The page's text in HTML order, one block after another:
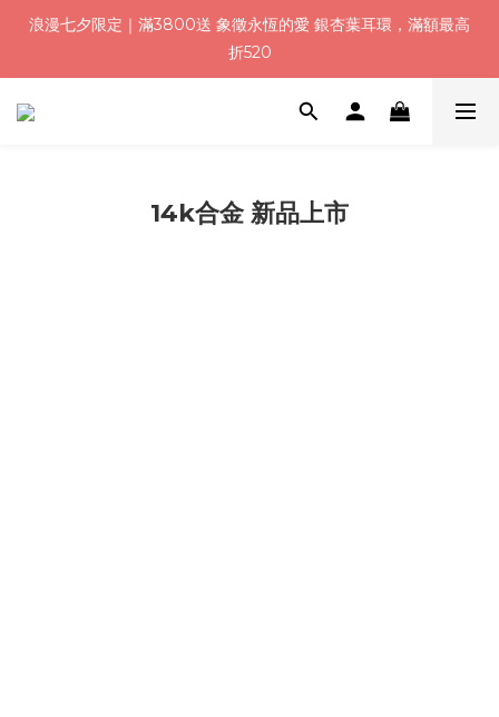
浪漫七夕限定｜滿3800送 象徵永恆的愛 銀杏葉耳環，滿額最高
折520
浪漫七夕限定｜滿3800送 象徵永恆的愛 銀杏葉耳環，滿額最高
折520
加入會員就送＄200 購物金｜下單再送禮贈包裝
折520
14k合金 新品上市